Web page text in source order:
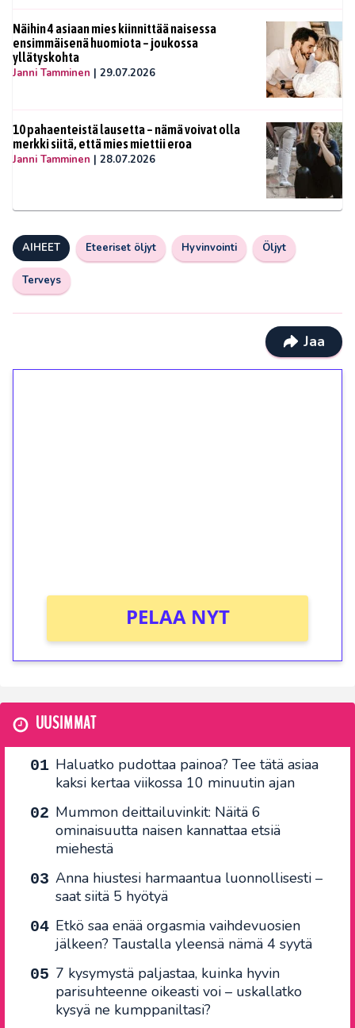
Näihin 4 asiaan mies kiinnittää naisessa
ensimmäisenä huomiota – joukossa
yllätyskohta
Janni Tamminen | 29.07.2026
10 pahaenteistä lausetta – nämä voivat olla
merkki siitä, että mies miettii eroa
Janni Tamminen | 28.07.2026
AIHEET Eteeriset öljyt Hyvinvointi Öljyt
Terveys
Jaa
PELAA NYT
UUSIMMAT
Haluatko pudottaa painoa? Tee tätä asiaa
kaksi kertaa viikossa 10 minuutin ajan
Mummon deittailuvinkit: Näitä 6
ominaisuutta naisen kannattaa etsiä
miehestä
Anna hiustesi harmaantua luonnollisesti –
saat siitä 5 hyötyä
Etkö saa enää orgasmia vaihdevuosien
jälkeen? Taustalla yleensä nämä 4 syytä
7 kysymystä paljastaa, kuinka hyvin
parisuhteenne oikeasti voi – uskallatko
kysyä ne kumppaniltasi?